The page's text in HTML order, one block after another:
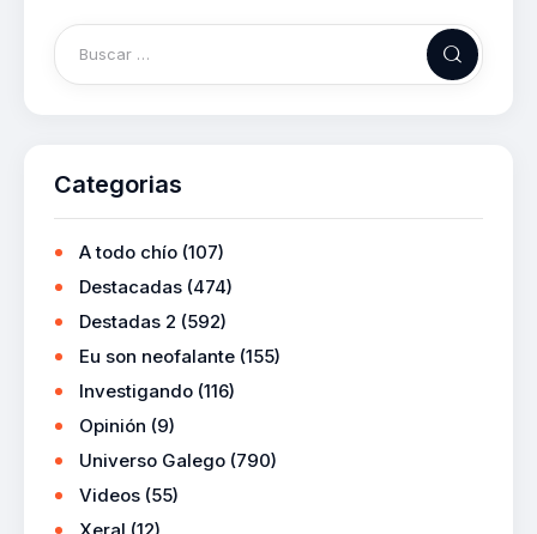
Categorias
A todo chío (107)
Destacadas (474)
Destadas 2 (592)
Eu son neofalante (155)
Investigando (116)
Opinión (9)
Universo Galego (790)
Videos (55)